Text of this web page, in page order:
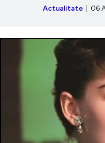
Actualitate | 06